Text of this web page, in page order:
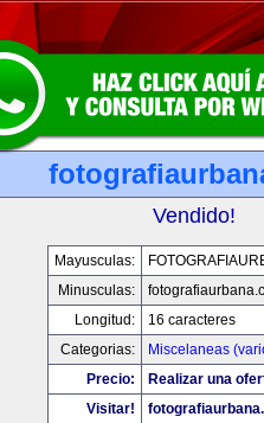
Vendido!
Mayusculas:
Minusculas:
Longitud:
16 caracteres
Categorias:
Miscelaneas
Precio:
Realizar una
Visitar!